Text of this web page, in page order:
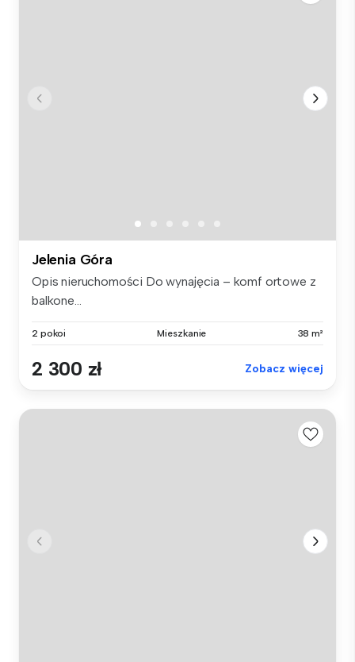
Jelenia Góra
Opis nieruchomości Do wynajęcia – komf ortowe z
balkone...
2 pokoi Mieszkanie 38 m²
2 300 zł Zobacz więcej